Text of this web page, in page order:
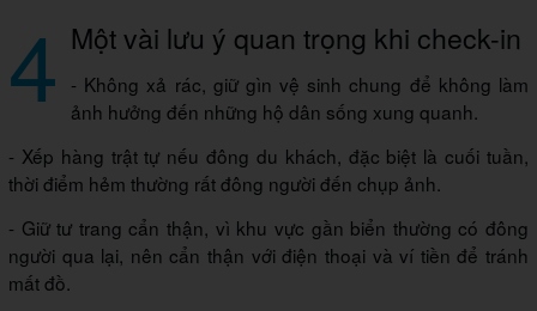
4 Một vài lưu ý quan trọng khi check-in
- Không xả rác, giữ gìn vệ sinh chung để không làm
ảnh hưởng đến những hộ dân sống xung quanh.
- Xếp hàng trật tự nếu đông du khách, đặc biệt là cuối tuần,
thời điểm hẻm thường rất đông người đến chụp ảnh.
- Giữ tư trang cẩn thận, vì khu vực gần biển thường có đông
người qua lại, nên cẩn thận với điện thoại và ví tiền để tránh
mất đồ.